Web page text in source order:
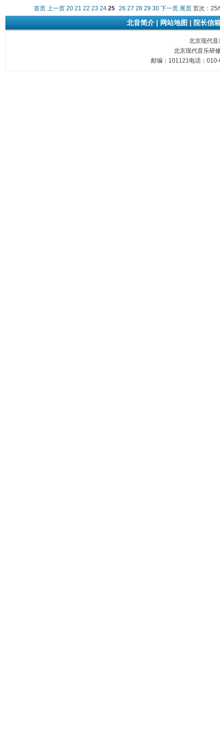
首页 上一页 20 21 22 23 24 25 26 27 28 29 30 下一页 尾页页次：25/
北音简介 | 网站地图 | 院长信
北京现代
北京现代音乐研
邮编：101121电话：